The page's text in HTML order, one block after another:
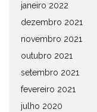
janeiro 2022
dezembro 2021
novembro 2021
outubro 2021
setembro 2021
fevereiro 2021
julho 2020